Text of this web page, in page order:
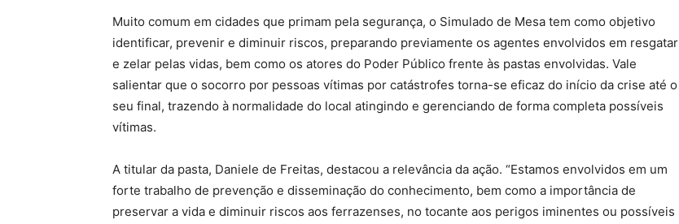
Muito comum em cidades que primam pela segurança, o Simulado de Mesa tem como objetivo
identificar, prevenir e diminuir riscos, preparando previamente os agentes envolvidos em resgatar
e zelar pelas vidas, bem como os atores do Poder Público frente às pastas envolvidas. Vale
salientar que o socorro por pessoas vítimas por catástrofes torna-se eficaz do início da crise até o
seu final, trazendo à normalidade do local atingindo e gerenciando de forma completa possíveis
vítimas.
A titular da pasta, Daniele de Freitas, destacou a relevância da ação. “Estamos envolvidos em um
forte trabalho de prevenção e disseminação do conhecimento, bem como a importância de
preservar a vida e diminuir riscos aos ferrazenses, no tocante aos perigos iminentes ou possíveis